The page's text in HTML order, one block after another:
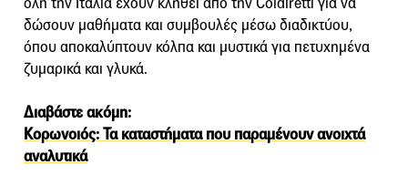
δώσουν μαθήματα και συμβουλές μέσω διαδικτύου,
όπου αποκαλύπτουν κόλπα και μυστικά για πετυχημένα
ζυμαρικά και γλυκά.
Διαβάστε ακόμη:
Κορωνοιός: Τα καταστήματα που παραμένουν ανοιχτά
αναλυτικά